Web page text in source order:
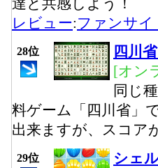
達と共感しよう！
レビュー:ファンサイ
28位
四川
[オン
同じ
料ゲーム「四川省」
出来ますが、スコア
29位
シェ